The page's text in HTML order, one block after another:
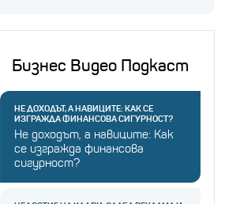
Бизнес Видео Подкаст
НЕ ДОХОДЪТ, А НАВИЦИТЕ: КАК СЕ
ИЗГРАЖДА ФИНАНСОВА СИГУРНОСТ?
Не доходът, а навиците: Как
се изгражда финансова
сигурност?